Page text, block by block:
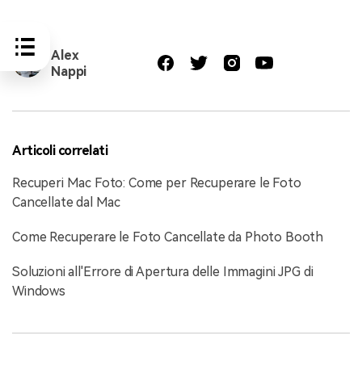
Alex
Nappi
Articoli correlati
Recuperi Mac Foto: Come per Recuperare le Foto
Cancellate dal Mac
Come Recuperare le Foto Cancellate da Photo Booth
Soluzioni all'Errore di Apertura delle Immagini JPG di
Windows